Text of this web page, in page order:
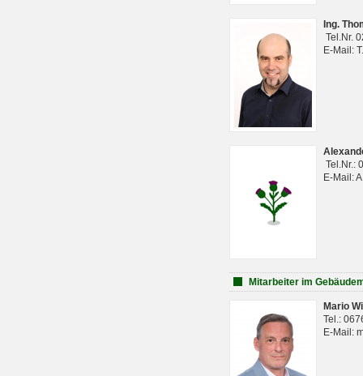
Ing.
Tel.Nr.
E-Mail:
Tel.Nr.:
E-Mail:
Mitarbeiter im
Mario
Tel.:
E-Mail: